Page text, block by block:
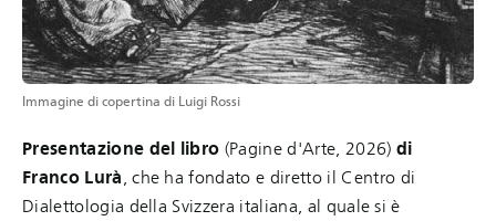
Immagine di copertina di Luigi Rossi
Presentazione del libro (Pagine d'Arte, 2026) di
Franco Lurà, che ha fondato e diretto il Centro di
Dialettologia della Svizzera italiana, al quale si è